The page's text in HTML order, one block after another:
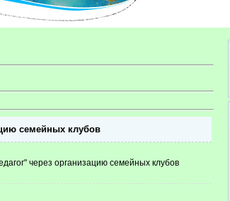
семейных клубов
через организацию семейных клубов